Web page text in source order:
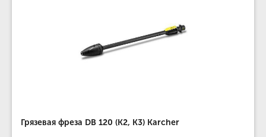
Грязевая фреза DB 120 (К2, К3) Karcher